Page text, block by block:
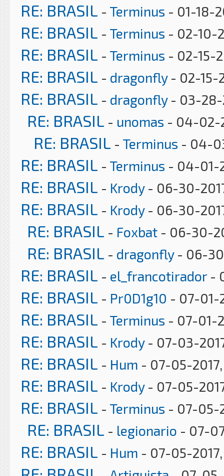
RE: BRASIL - Terminus - 01-18-
RE: BRASIL - Terminus - 02-10-
RE: BRASIL - Terminus - 02-15-
RE: BRASIL - dragonfly- 02-15-
RE: BRASIL - dragonfly- 03-28-
RE: BRASIL - unomas - 04-02-
RE: BRASIL - Terminus - 04-
RE: BRASIL - Terminus - 04-01-
RE: BRASIL - Krody- 06-30-
RE: BRASIL - Krody- 06-30-
RE: BRASIL - Foxbat - 06-30-
RE: BRASIL - dragonfly- 06-
RE: BRASIL - el_francotirador-
RE: BRASIL - Pr0D1g10 - 07-01-
RE: BRASIL - Terminus - 07-01-
RE: BRASIL - Krody- 07-03-
RE: BRASIL - Hum - 07-05-
RE: BRASIL - Krody- 07-05-
RE: BRASIL - Terminus - 07-05-
RE: BRASIL - legionario - 07-
RE: BRASIL - Hum - 07-05-